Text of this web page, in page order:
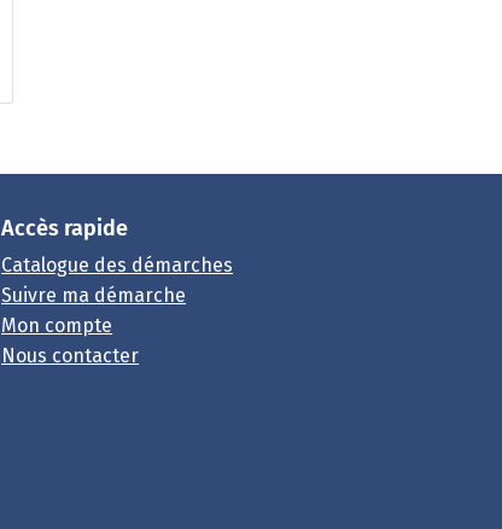
Accès rapide
Catalogue des démarches
Suivre ma démarche
Mon compte
Nous contacter